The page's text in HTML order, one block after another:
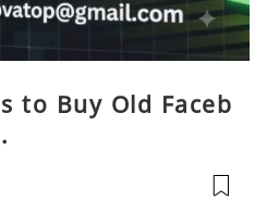
to Buy Old Faceb